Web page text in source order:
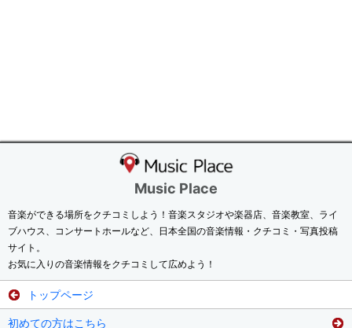
Music Place
音楽ができる場所をクチコミしよう！音楽スタジオや楽器店、音楽教室、ライ
ブハウス、コンサートホールなど、日本全国の音楽情報・クチコミ・写真投稿
サイト。
お気に入りの音楽情報をクチコミして広めよう！
トップページ
初めての方はこちら